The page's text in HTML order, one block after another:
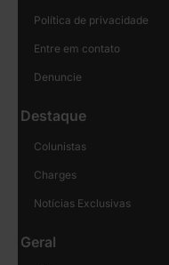
Política de privacidade
Entre em contato
Denuncie
Destaque
Colunistas
Charges
Notícias Exclusivas
Geral